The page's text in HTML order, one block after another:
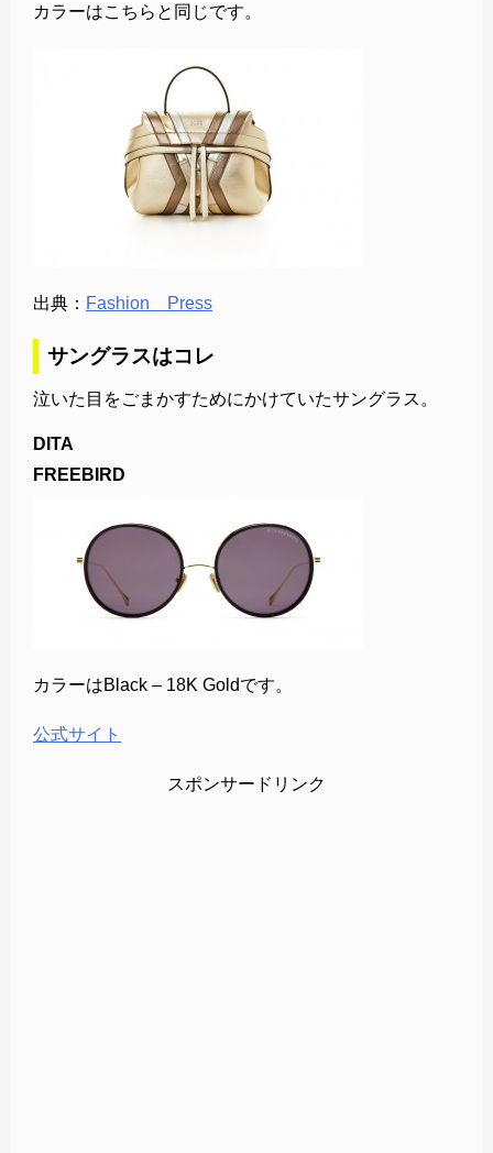
カラーはこちらと同じです。
出典： Fashion Press
サングラスはコレ
泣いた目をごまかすためにかけていたサングラス。
DITA
FREEBIRD
カラーはBlack – 18K Goldです。
公式サイト
スポンサードリンク